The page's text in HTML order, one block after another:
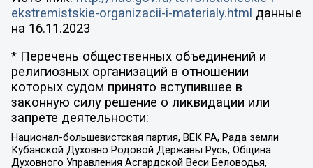
ekstremistskie-organizacii-i-materialy.html данные
на 16.11.2023
* Перечень общественных объединений и
религиозных организаций в отношении
которых судом принято вступившее в
законную силу решение о ликвидации или
запрете деятельности:
Национал-большевистская партия, ВЕК РА, Рада земли
Кубанской Духовно Родовой Державы Русь, Община
Духовного Управления Асгардской Веси Беловодья,